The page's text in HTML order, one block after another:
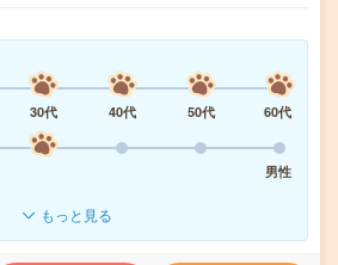
30代 40代 50代
60代
男性
もっと見る